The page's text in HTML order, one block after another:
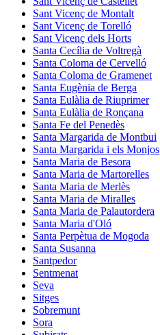
Sant Vicenç de Montalt
Sant Vicenç de Torelló
Sant Vicenç dels Horts
Santa Cecília de Voltregà
Santa Coloma de Cervelló
Santa Coloma de Gramenet
Santa Eugènia de Berga
Santa Eulàlia de Riuprimer
Santa Eulàlia de Ronçana
Santa Fe del Penedès
Santa Margarida de Montbui
Santa Margarida i els Monjos
Santa Maria de Besora
Santa Maria de Martorelles
Santa Maria de Merlès
Santa Maria de Miralles
Santa Maria de Palautordera
Santa Maria d'Oló
Santa Perpètua de Mogoda
Santa Susanna
Santpedor
Sentmenat
Seva
Sitges
Sobremunt
Sora